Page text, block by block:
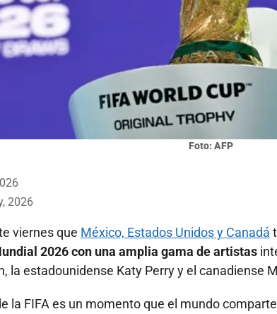
Foto: AFP
2026
viernes que México, Estados Unidos y Canadá
2026 con una amplia gama de artistas
la estadounidense Katy Perry y el canadiense
la FIFA es un momento que el mundo